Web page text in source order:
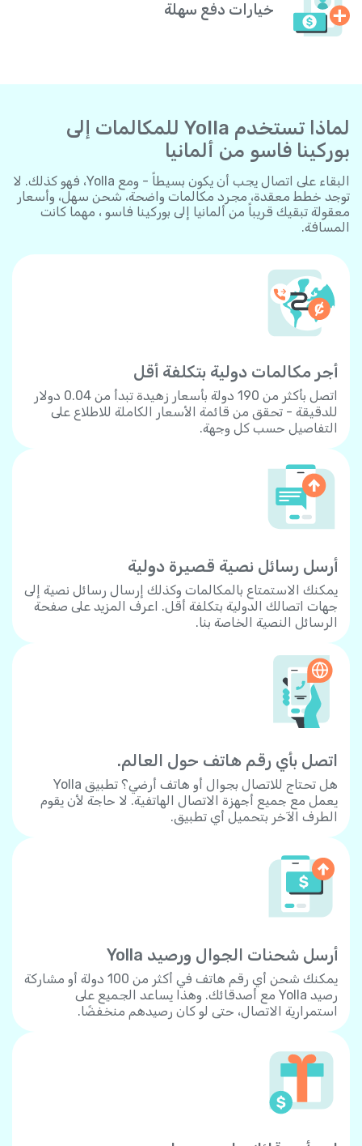
خيارات دفع سهلة
لماذا تستخدم Yolla للمكالمات إلى
بوركينا فاسو من ألمانيا
البقاء على اتصال يجب أن يكون بسيطاً - ومع Yolla، فهو كذلك. لا
توجد خطط معقدة، مجرد مكالمات واضحة، شحن سهل، وأسعار
معقولة تبقيك قريباً من ألمانيا إلى بوركينا فاسو ، مهما كانت
المسافة.
أجر مكالمات دولية بتكلفة أقل
اتصل بأكثر من 190 دولة بأسعار زهيدة تبدأ من 0.04 دولار
للدقيقة - تحقق من قائمة الأسعار الكاملة للاطلاع على
التفاصيل حسب كل وجهة.
أرسل رسائل نصية قصيرة دولية
يمكنك الاستمتاع بالمكالمات وكذلك إرسال رسائل نصية إلى
جهات اتصالك الدولية بتكلفة أقل. اعرف المزيد على صفحة
الرسائل النصية الخاصة بنا.
اتصل بأي رقم هاتف حول العالم.
هل تحتاج للاتصال بجوال أو هاتف أرضي؟ تطبيق Yolla
يعمل مع جميع أجهزة الاتصال الهاتفية. لا حاجة لأن يقوم
الطرف الآخر بتحميل أي تطبيق.
أرسل شحنات الجوال ورصيد Yolla
يمكنك شحن أي رقم هاتف في أكثر من 100 دولة أو مشاركة
رصيد Yolla مع أصدقائك. وهذا يساعد الجميع على
استمرارية الاتصال، حتى لو كان رصيدهم منخفضًا.